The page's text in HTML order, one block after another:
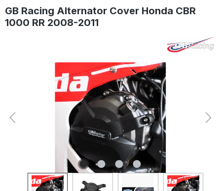
GB Racing Alternator Cover Honda CBR
1000 RR 2008-2011